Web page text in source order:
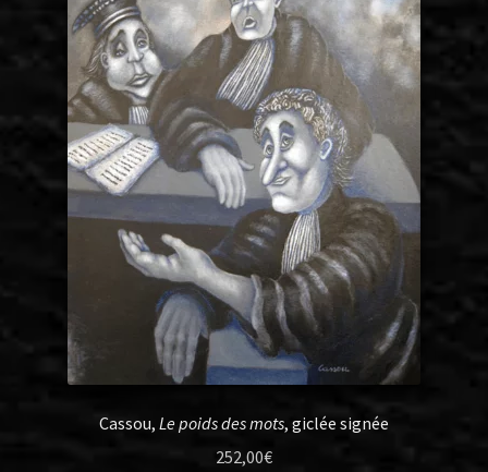
Cassou, Le poids des mots, giclée signée
252,00€